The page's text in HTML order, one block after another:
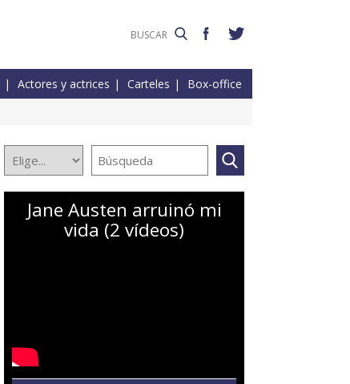
Actores y actrices Carteles Box-office
Jane Austen arruinó mi
vida (2 vídeos)